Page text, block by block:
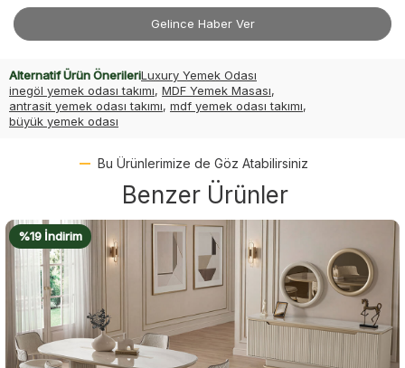
Gelince Haber Ver
Alternatif Ürün ÖnerileriLuxury Yemek Odası
inegöl yemek odası takımı, MDF Yemek Masası,
antrasit yemek odası takımı, mdf yemek odası takımı,
büyük yemek odası
Bu Ürünlerimize de Göz Atabilirsiniz
Benzer Ürünler
%19 İndirim